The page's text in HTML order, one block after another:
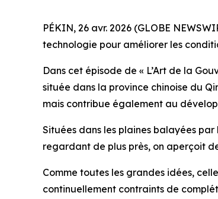
PÉKIN, 26 avr. 2026 (GLOBE
technologie pour améliorer les
Dans cet épisode de « L’Art de la
située dans la province chinoise du
mais contribue également au
Situées dans les plaines balayées
regardant de plus près, on aperçoit
Comme toutes les grandes idées,
continuellement contraints de